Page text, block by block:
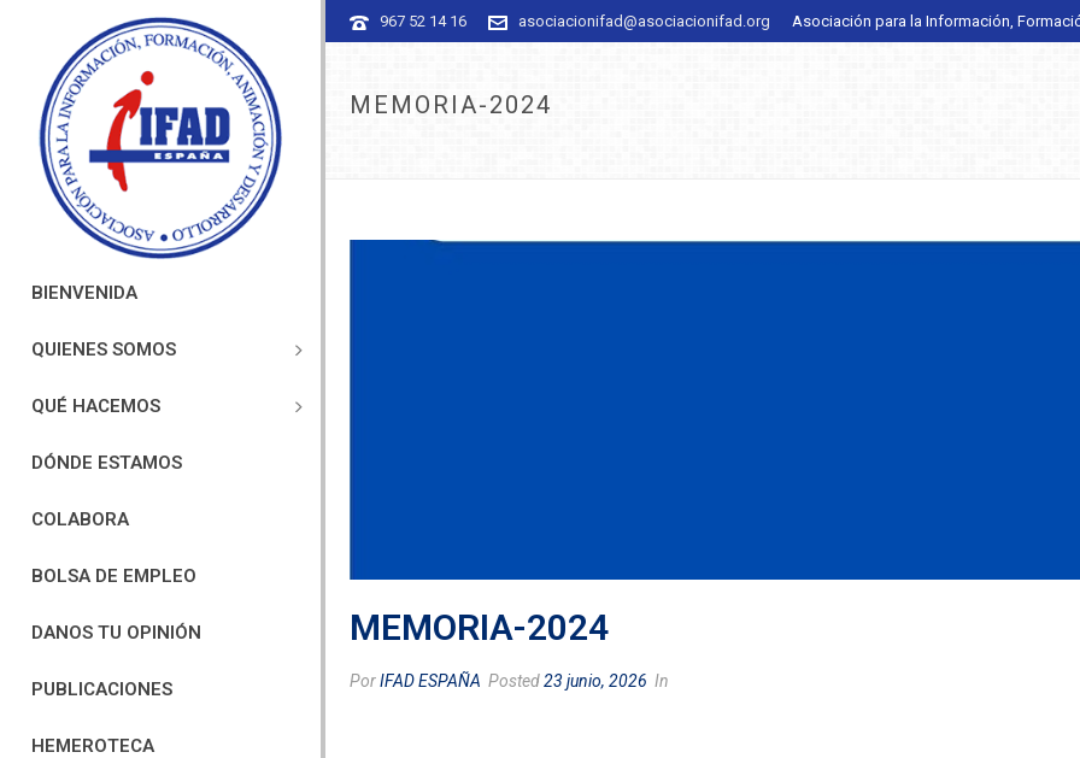
967 52 14 16 asociacionifad@asociacionifad.org Asociación para la Información,
BIENVENIDA
QUIENES SOMOS
QUÉ HACEMOS
DÓNDE ESTAMOS
COLABORA
BOLSA DE EMPLEO
DANOS TU OPINIÓN
PUBLICACIONES
HEMEROTECA
MEMORIA-2024
MEMORIA-2024
PorIFAD ESPAÑA Posted23 junio, 2026 In